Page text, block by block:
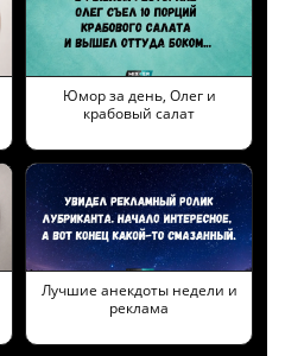
Юмор за день, Олег и
крабовый салат
Лучшие анекдоты недели и
реклама